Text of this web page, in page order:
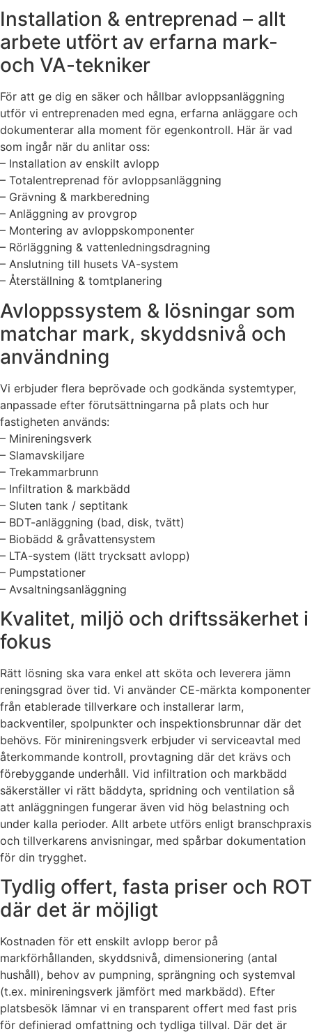
Installation & entreprenad – allt
arbete utfört av erfarna mark-
och VA-tekniker
För att ge dig en säker och hållbar avloppsanläggning
utför vi entreprenaden med egna, erfarna anläggare och
dokumenterar alla moment för egenkontroll. Här är vad
som ingår när du anlitar oss:
– Installation av enskilt avlopp
– Totalentreprenad för avloppsanläggning
– Grävning & markberedning
– Anläggning av provgrop
– Montering av avloppskomponenter
– Rörläggning & vattenledningsdragning
– Anslutning till husets VA-system
– Återställning & tomtplanering
Avloppssystem & lösningar som
matchar mark, skyddsnivå och
användning
Vi erbjuder flera beprövade och godkända systemtyper,
anpassade efter förutsättningarna på plats och hur
fastigheten används:
– Minireningsverk
– Slamavskiljare
– Trekammarbrunn
– Infiltration & markbädd
– Sluten tank / septitank
– BDT-anläggning (bad, disk, tvätt)
– Biobädd & gråvattensystem
– LTA-system (lätt trycksatt avlopp)
– Pumpstationer
– Avsaltningsanläggning
Kvalitet, miljö och driftssäkerhet i
fokus
Rätt lösning ska vara enkel att sköta och leverera jämn
reningsgrad över tid. Vi använder CE-märkta komponenter
från etablerade tillverkare och installerar larm,
backventiler, spolpunkter och inspektionsbrunnar där det
behövs. För minireningsverk erbjuder vi serviceavtal med
återkommande kontroll, provtagning där det krävs och
förebyggande underhåll. Vid infiltration och markbädd
säkerställer vi rätt bäddyta, spridning och ventilation så
att anläggningen fungerar även vid hög belastning och
under kalla perioder. Allt arbete utförs enligt branschpraxis
och tillverkarens anvisningar, med spårbar dokumentation
för din trygghet.
Tydlig offert, fasta priser och ROT
där det är möjligt
Kostnaden för ett enskilt avlopp beror på
markförhållanden, skyddsnivå, dimensionering (antal
hushåll), behov av pumpning, sprängning och systemval
(t.ex. minireningsverk jämfört med markbädd). Efter
platsbesök lämnar vi en transparent offert med fast pris
för definierad omfattning och tydliga tillval. Där det är